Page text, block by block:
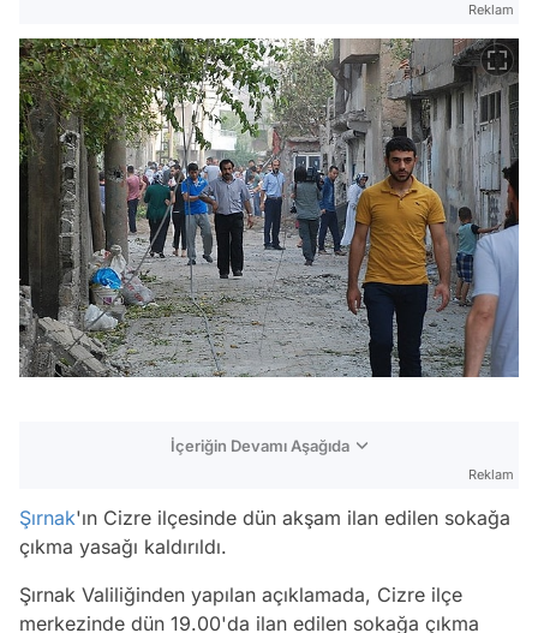
Reklam
İçeriğin Devamı Aşağıda
Reklam
Şırnak'ın Cizre ilçesinde dün akşam ilan edilen sokağa
çıkma yasağı kaldırıldı.
Şırnak Valiliğinden yapılan açıklamada, Cizre ilçe
merkezinde dün 19.00'da ilan edilen sokağa çıkma